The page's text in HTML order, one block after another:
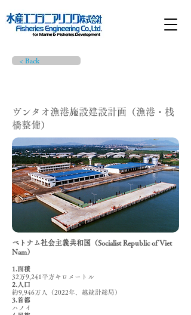
< Back
ヴンタオ漁港施設建設計画（漁港・桟
橋整備）
ベトナム社会主義共和国（Socialist Republic of Viet
Nam）
1.面積
32万9,241平方キロメートル
2.人口
約9,946万人（2022年、越統計総局）
3.首都
ハノイ